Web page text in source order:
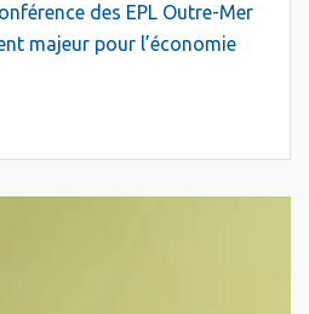
des EPL Outre-Mer
majeur pour l’économie